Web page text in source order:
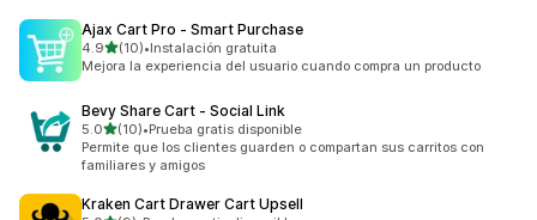
Ajax Cart Pro ‑ Smart Purchase
4.9de 5 estrellas
(10)
10 reseñas en total
•Instalación gratuita
Mejora la experiencia del usuario cuando compra un producto
Bevy Share Cart ‑ Social Link
5.0de 5 estrellas
(10)
10 reseñas en total
•Prueba gratis disponible
Permite que los clientes guarden o compartan sus carritos con
familiares y amigos
Kraken Cart Drawer Cart Upsell